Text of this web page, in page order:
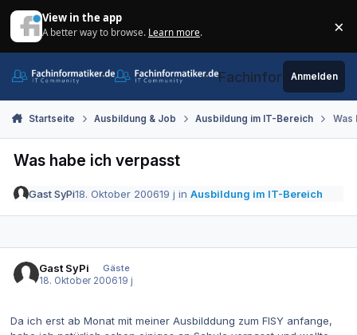
View in the app
A better way to browse. Learn more. ×
Fachinformatiker.de
Anmelden
Startseite Ausbildung & Job Ausbildung im IT-Bereich Was
Was habe ich verpasst
Gast SyPi18. Oktober 200619 j inAusbildung im IT-Bereich
Gast SyPi
Gäste
18. Oktober 200619 j
Da ich erst ab Monat mit meiner Ausbilddung zum FISY anfange,